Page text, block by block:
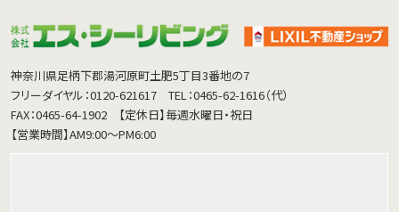
神奈川県足柄下郡湯河原町土肥5丁目3番地の7
フリーダイヤル：0120-621617
TEL：0465-62-1616（代）
FAX：0465-64-1902
【定休日】毎週水曜日・祝日
【営業時間】AM9:00～PM6:00